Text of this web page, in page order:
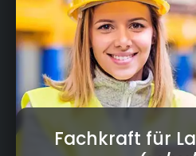
Fachkraft für